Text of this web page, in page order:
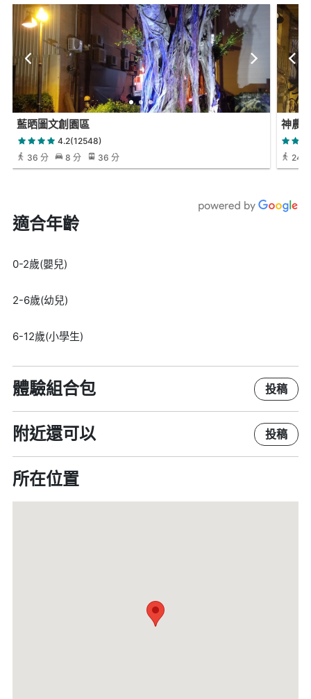
藍晒圖文創園區
4.2(12548)
36 分
8 分 36 分
神農
24
適合年齡
0-2歲(嬰兒)
2-6歲(幼兒)
6-12歲(小學生)
體驗組合包 投稿
附近還可以 投稿
所在位置